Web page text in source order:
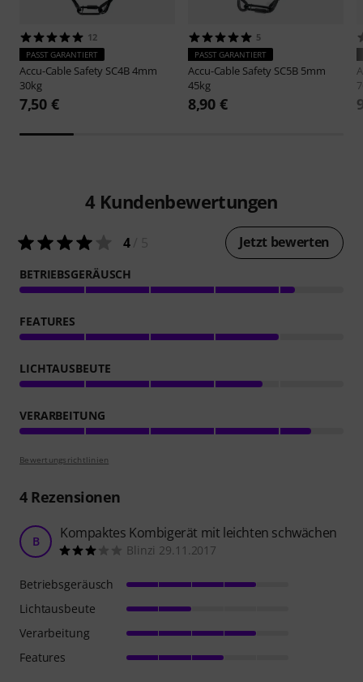
12
PASST GARANTIERT
Accu-Cable Safety SC4B 4mm
30kg
7,50 €
5
PASST GARANTIERT
Accu-Cable Safety SC5B 5mm
45kg
8,90 €
4 Kundenbewertungen
4/ 5 Jetzt bewerten
BETRIEBSGERÄUSCH
FEATURES
LICHTAUSBEUTE
VERARBEITUNG
Bewertungsrichtlinien
4Rezensionen
B Kompaktes Kombigerät mit leichten schwächen
Blinzi 29.11.2017
Betriebsgeräusch
Lichtausbeute
Verarbeitung
Features